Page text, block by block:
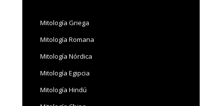
Mitología Griega
Mitología Romana
Mitología Nórdica
Mitología Egipcia
Mitología Hindú